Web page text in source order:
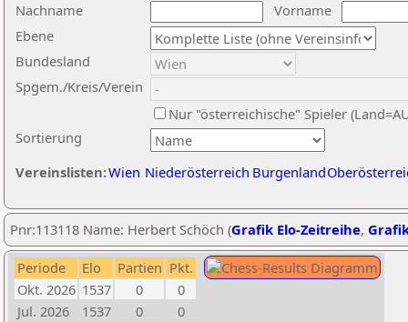
Nachname
Vorname
Ebene
Sortierung
Bundesland
Spgem./Kreis/Verein
Nur "österreichische" Spieler
Vereinslisten:Wien Niederösterreich Burgenland
Pnr:113118 Name: Herbert Schöch (Grafik Elo-Zeitreihe,
Periode Elo Partien Pkt.
Okt. 2026 1537 0
0
Jul. 2026
1537 0
0